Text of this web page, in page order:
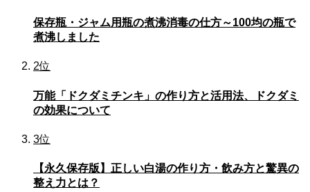
保存瓶・ジャム用瓶の煮沸消毒の仕方～100均の瓶で
煮沸しました
2位
万能「ドクダミチンキ」の作り方と活用法、ドクダミ
の効果について
3位
【永久保存版】正しい白湯の作り方・飲み方と驚異の
整え力とは？